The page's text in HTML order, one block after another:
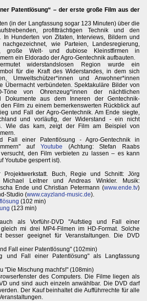
Patentlösung“ – der erste große Film aus der
(in der Langfassung sogar 123 Minuten) über die
profitträchtigen Technik und den
In Hunderten von Zitaten, Interviews, Bildern und
nachgezeichnet, wie Parteien, Landesregierung,
große Welt- und dubiose Kleinstfirmen in
ein Eldorado der Agro-Gentechnik aufbauten.
widerstandslosen Region wurde ein
für die Kraft des Widerstandes, in dem sich
Umweltschützer*innen und Anwohner*innen
Übermacht verbündeten. Spektakuläre Bilder von
Töne von Ohrenzeug*innen der nächtlichen
Dokumente aus dem Inneren der Gentechnik-
Film zu einem bemerkenswerten Rückblick auf
und Fall der Agro-Gentechnik. Am Ende siegte,
und vorläufig, der Widerstand - ein nicht
Wie das kam, zeigt der Film am Beispiel von
Fall einer Patentlösung - Agro-Gentechnik in
auf Youtube (Achtung: Stefan Raabs
versucht, den Film verbieten zu lassen – es kann
Youtube gesperrt ist).
Buch, Regie und Schnitt: Jörg
Michael Leitner und Andreas Winkler. Musik:
Ende und Christian Petermann (www.ende.tv)
Studio (www.cayzland-music.de).
(102 min)
(123 min)
als Vorführ-DVD "Aufstieg und Fall einer
gleich mi drei MP4-Filmen im HD-Format. Solche
besser geeignet für Veranstaltungen. Die DVD
Fall einer Patentlösung" (102min)
und Fall einer Patentlösung" als Langfassung
"Die Mischung macht's!" (108min)
des Computers. Die Filme liegen als
und sind auch einzeln anwählbar. Die DVD darf
Der Kauf beinhaltet die Aufführrechte für alle